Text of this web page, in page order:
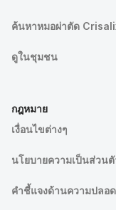
ค้นหาหมอผ่าตัด
ดูในชุมชน
กฎหมาย
เงื่อนไขต่างๆ
นโยบายความเป็นส่วน
คําชี้แจงด้านความปลอ